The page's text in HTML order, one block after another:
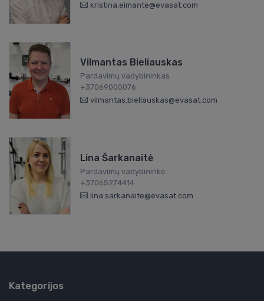
kristina.eimante@evasat.com
Vilmantas Bieliauskas
Pardavimų vadybininkas
+37069000076
vilmantas.bieliauskas@evasat.com
Lina Šarkanaitė
Pardavimų vadybininkė
+37065274414
lina.sarkanaite@evasat.com
Kategorijos